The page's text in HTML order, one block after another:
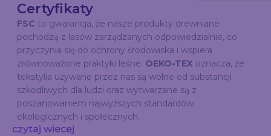
Certyfikaty
FSC to gwarancja, że nasze produkty drewniane
pochodzą z lasów zarządzanych odpowiedzialnie, co
przyczynia się do ochrony środowiska i wspiera
zrównoważone praktyki leśne. OEKO-TEX oznacza, że
tekstylia używane przez nas są wolne od substancji
szkodliwych dla ludzi oraz wytwarzane są z
poszanowaniem najwyższych standardów
ekologicznych i społecznych.
czytaj wiecej